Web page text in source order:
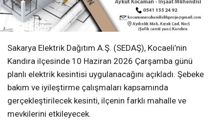
SEDAŞ tarafından yayımlanan programa göre elektrik
kesintisi saat 09.00’da başlayacak ve çalışmaların
planlanan sürede tamamlanması halinde saat 17.00’de
sona erecek. Böylece bazı bölgelerde vatandaşlar 8
saat boyunca elektriksiz kalacak.
Kesintiden Etkilenecek Mahalleler
10 Haziran Çarşamba günü uygulanacak planlı
kesintiden şu mahalle ve bölgeler etkilenecek: